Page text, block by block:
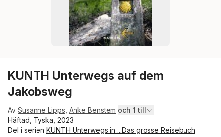
KUNTH Unterwegs auf dem
Jakobsweg
Av Susanne Lipps Anke Benstem och 1 till
Häftad, Tyska, 2023
Del i serien KUNTH Unterwegs in ...Das grosse Reisebuch